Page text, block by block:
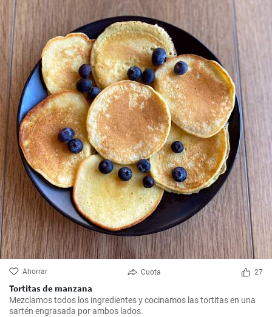
Ahorrar Cuota 27
Tortitas de manzana
Mezclamos todos los ingredientes y cocinamos las tortitas en una
sartén engrasada por ambos lados.